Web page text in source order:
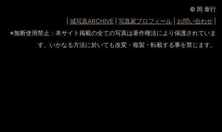
© 岡 泰行
城写真ARCHIVE 写真家プロフィール お問い合わせ
※無断使用禁止：本サイト掲載の全ての写真は著作権法により保護されていま
す。いかなる方法に於いても改変・複製・転載する事を禁じます。